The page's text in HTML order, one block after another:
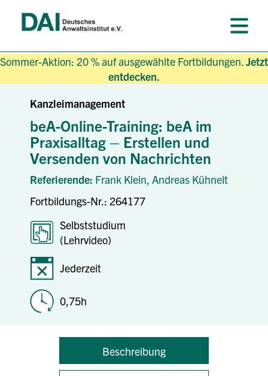
Sommer-Aktion: 20 % auf ausgewählte Fortbildungen.Jetzt
entdecken.
Kanzleimanagement
beA-Online-Training: beA im
Praxisalltag – Erstellen und
Versenden von Nachrichten
Referierende: Frank Klein, Andreas Kühnelt
Fortbildungs-Nr.: 264177
Selbststudium
(Lehrvideo)
Jederzeit
0,75h
Beschreibung